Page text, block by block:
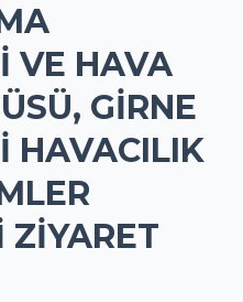
VE HAVA
GIRNE
HAVACILIK
ZIYARET